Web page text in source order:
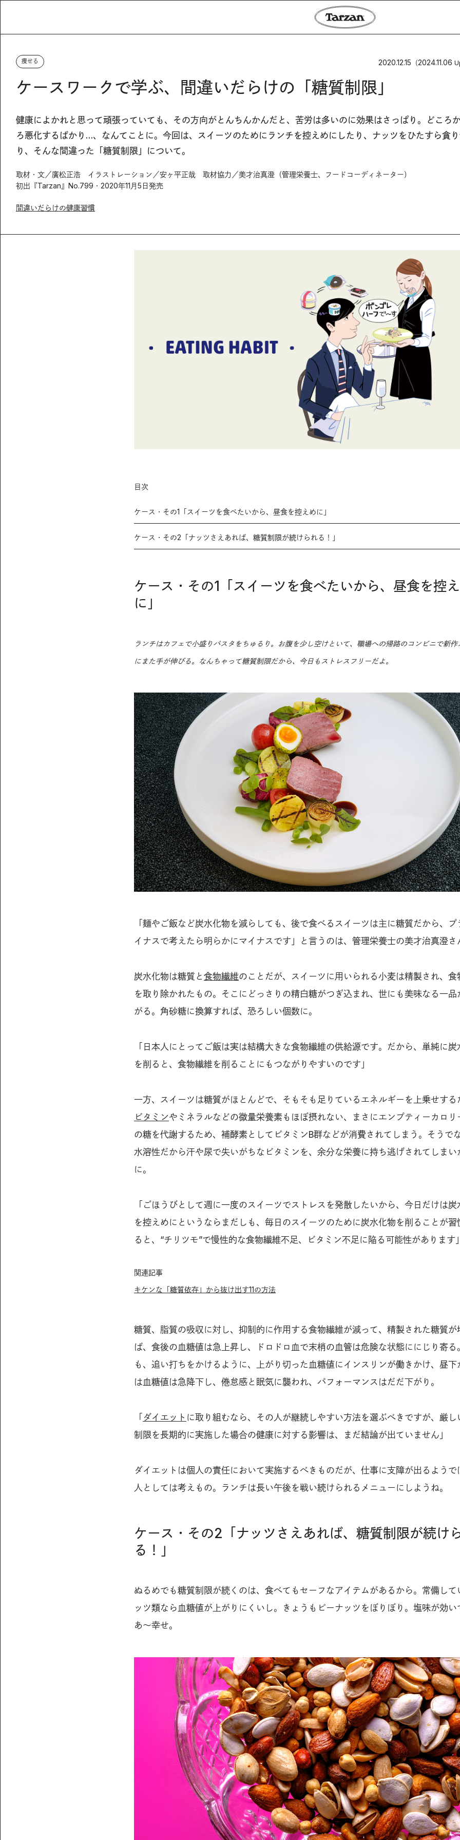
痩せる 2020.12.15 （2024.11.06
ケースワークで学ぶ、間違いだらけの「糖質制限」
健康によかれと思って頑張っていても、その方向がとんちんかんだと、苦労は多いのに効果はさっぱり。どころ
ろ悪化するばかり…、なんてことに。今回は、スイーツのためにランチを控えめにしたり、ナッツをひたすら貪
り、そんな間違った「糖質制限」について。
取材・文／廣松正浩 イラストレーション／安ヶ平正哉 取材協力／美才治真澄（管理栄養士、フードコーディネーター）
初出『Tarzan』No.799・2020年11月5日発売
間違いだらけの健康習慣
目次
ケース・その1「スイーツを食べたいから、昼食を控えめに」
ケース・その2「ナッツさえあれば、糖質制限が続けられる！」
ケース・その1「スイーツを食べたいから、昼食を控
に」
ランチはカフェで小盛りパスタをちゅるり。お腹を少し空けといて、職場への帰路のコンビニで新作
にまた手が伸びる。なんちゃって糖質制限だから、今日もストレスフリーだよ。
「麺やご飯など炭水化物を減らしても、後で食べるスイーツは主に糖質だから、プ
イナスで考えたら明らかにマイナスです」と言うのは、管理栄養士の美才治真澄さ
炭水化物は糖質と 食物繊維のことだが、スイーツに用いられる小麦は精製され、食
を取り除かれたもの。そこにどっさりの精白糖がつぎ込まれ、世にも美味なる一品
がる。角砂糖に換算すれば、恐ろしい個数に。
「日本人にとってご飯は実は結構大きな食物繊維の供給源です。だから、単純に炭
を削ると、食物繊維を削ることにもつながりやすいのです」
一方、スイーツは糖質がほとんどで、そもそも足りているエネルギーを上乗せする
ビタミンやミネラルなどの微量栄養素もほぼ摂れない、まさにエンプティーカロリ
の糖を代謝するため、補酵素としてビタミンB群などが消費されてしまう。そうで
水溶性だから汗や尿で失いがちなビタミンを、余分な栄養に持ち逃げされてしまい
に。
「ごほうびとして週に一度のスイーツでストレスを発散したいから、今日だけは炭
を控えめにというならまだしも、毎日のスイーツのために炭水化物を削ることが習
ると、“チリツモ”で慢性的な食物繊維不足、ビタミン不足に陥る可能性があります」
関連記事
キケンな「糖質依存」から抜け出す11の方法
糖質、脂質の吸収に対し、抑制的に作用する食物繊維が減って、精製された糖質が
ば、食後の血糖値は急上昇し、ドロドロ血で末梢の血管は危険な状態ににじり寄る
も、追い打ちをかけるように、上がり切った血糖値にインスリンが働きかけ、昼下
は血糖値は急降下し、倦怠感と眠気に襲われ、パフォーマンスはだだ下がり。
「 ダイエット に取り組むなら、その人が継続しやすい方法を選ぶべきですが、厳し
制限を長期的に実施した場合の健康に対する影響は、まだ結論が出ていません」
ダイエットは個人の責任において実施するべきものだが、仕事に支障が出るようで
人としては考えもの。ランチは長い午後を戦い続けられるメニューにしようね。
ケース・その2「ナッツさえあれば、糖質制限が続け
る！」
ぬるめでも糖質制限が続くのは、食べてもセーフなアイテムがあるから。常備して
ッツ類なら血糖値が上がりにくいし。きょうもピーナッツをぼりぼり。塩味が効い
あ〜幸せ。